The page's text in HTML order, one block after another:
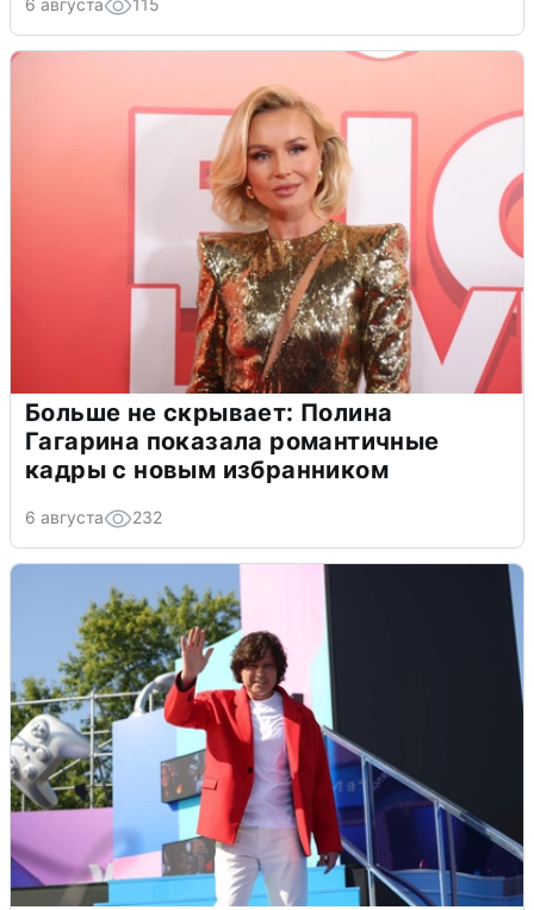
6 августа 115
Больше не скрывает: Полина
Гагарина показала романтичные
кадры с новым избранником
6 августа 232